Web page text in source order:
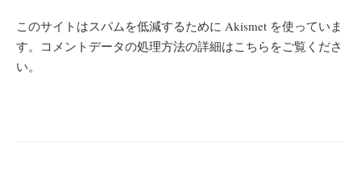
このサイトはスパムを低減するために Akismet を使っていま
す。 コメントデータの処理方法の詳細はこちらをご覧くださ
い。